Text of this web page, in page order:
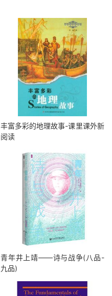
丰富多彩的地理故事-课里课外新
阅读
青年井上靖——诗与战争(八品-
九品)